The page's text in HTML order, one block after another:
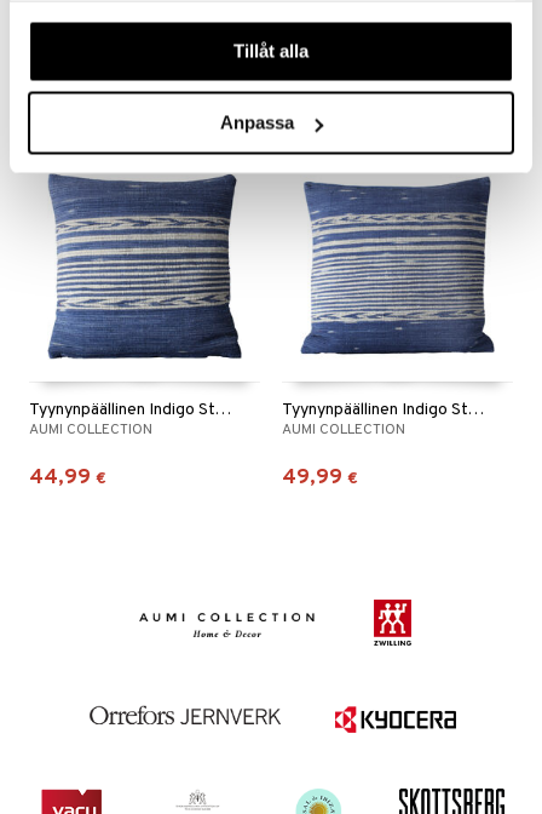
våra cookies vid fortsatt användande av vår webbplats.
Tillåt alla
Anpassa
AUMI COLLECTION
44,99
AUMI COLLECTION
Tyynynpäällinen Indigo Striped 40 x 40 cm
AUMI COLLECTION
44,99 €
Tyynynpäällinen Indigo Striped 50 x 50 cm
AUMI COLLECTION
49,99 €